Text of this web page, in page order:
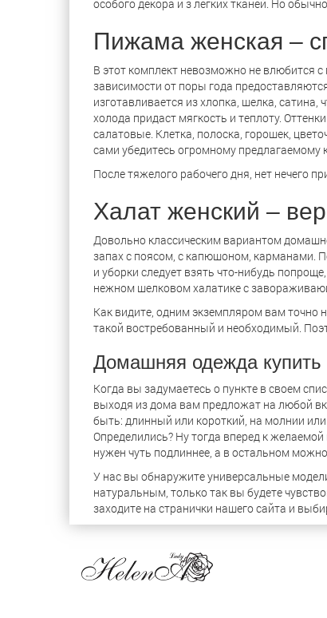
особого декора и з легких тканей. Но
Пижама женская –
В этот комплект невозможно не влюбится
зависимости от поры года
изготавливается из хлопка, шелка,
холода придаст мягкость и теплоту.
салатовые. Клетка, полоска, горошек,
сами убедитесь огромному предлагаемому
После тяжелого рабочего дня, нет нечего
Халат женский –
Довольно классическим вариантом
запах с поясом, с капюшоном, карманами.
и уборки следует взять что-нибудь
нежном шелковом халатике с
Как видите, одним экземпляром вам точно
такой востребованный и необходимый.
Домашняя одежда купить
Когда вы задумаетесь о пункте в своем
выходя из дома вам предложат на любой
быть: длинный или короткий, на молнии
Определились? Ну тогда вперед к
нужен чуть подлиннее, а в остальном
У нас вы обнаружите универсальные
натуральным, только так вы будете
заходите на странички нашего сайта и